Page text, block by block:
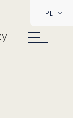
PL